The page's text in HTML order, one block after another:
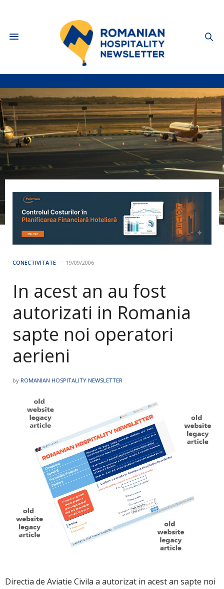
CONECTIVITATE 19/09/2006
In acest an au fost
autorizati in Romania
sapte noi operatori
aerieni
by ROMANIAN HOSPITALITY NEWSLETTER
Directia de Aviatie Civila a autorizat in acest an sapte noi